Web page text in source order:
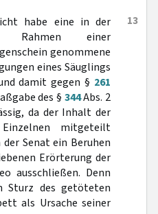
13
habe eine in der
Rahmen einer
genommene
eines Säuglings
damit gegen § 261
des § 344Abs. 2
da der Inhalt der
mitgeteilt
Senat ein Beruhen
Erörterung der
ausschließen. Denn
Sturz des getöteten
als Ursache seiner